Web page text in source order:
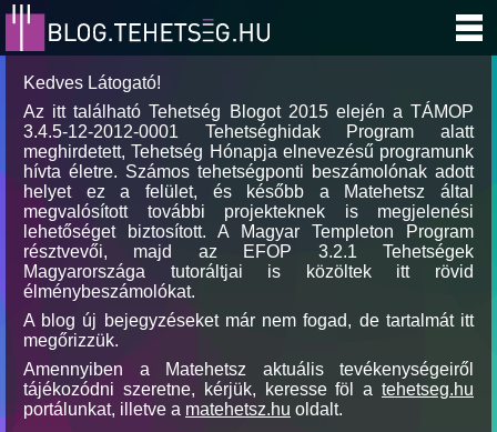
Kedves Látogató!
Az itt található Tehetség Blogot 2015 elején a TÁMOP
3.4.5-12-2012-0001 Tehetséghidak Program alatt
meghirdetett, Tehetség Hónapja elnevezésű programunk
hívta életre. Számos tehetségponti beszámolónak adott
helyet ez a felület, és később a Matehetsz által
megvalósított további projekteknek is megjelenési
lehetőséget biztosított. A Magyar Templeton Program
résztvevői, majd az EFOP 3.2.1 Tehetségek
Magyarországa tutoráltjai is közöltek itt rövid
élménybeszámolókat.
A blog új bejegyzéseket már nem fogad, de tartalmát itt
megőrizzük.
Amennyiben a Matehetsz aktuális tevékenységeiről
tájékozódni szeretne, kérjük, keresse föl a tehetseg.hu
portálunkat, illetve a matehetsz.hu oldalt.